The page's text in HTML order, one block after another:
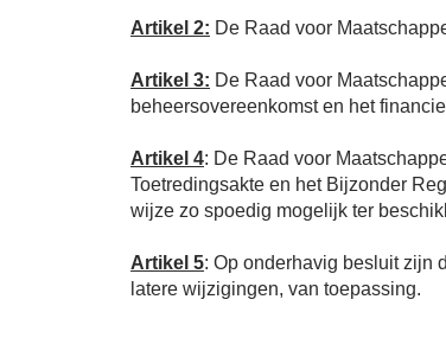
Artikel 2: De Raad voor
Artikel 3: De Raad voor
beheersovereenkomst en het
Artikel 4: De Raad voor
Toetredingsakte en het Bijzonder
wijze zo spoedig mogelijk ter
Artikel 5: Op onderhavig besluit zijn
latere wijzigingen, van toepassing.